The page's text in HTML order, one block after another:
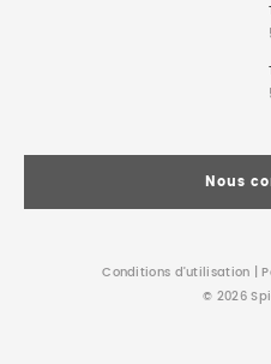
Nous
Conditions d’utilisation |
© 2026